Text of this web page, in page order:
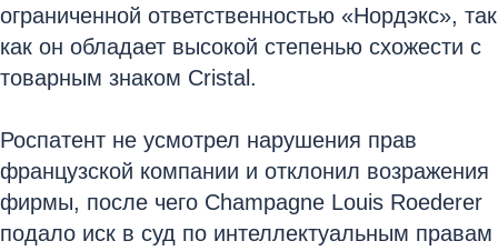
ограниченной ответственностью «Нордэкс», так
как он обладает высокой степенью схожести с
товарным знаком Cristal.
Роспатент не усмотрел нарушения прав
французской компании и отклонил возражения
фирмы, после чего Champagne Louis Roederer
подало иск в суд по интеллектуальным правам